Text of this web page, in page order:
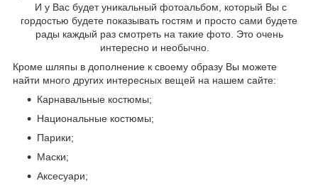
И у Вас будет уникальный фотоальбом, который Вы с
гордостью будете показывать гостям и просто сами будете
рады каждый раз смотреть на такие фото. Это очень
интересно и необычно.
Кроме шляпы в дополнение к своему образу Вы можете
найти много других интересных вещей на нашем сайте:
Карнавальные костюмы;
Национальные костюмы;
Парики;
Маски;
Аксесуари;